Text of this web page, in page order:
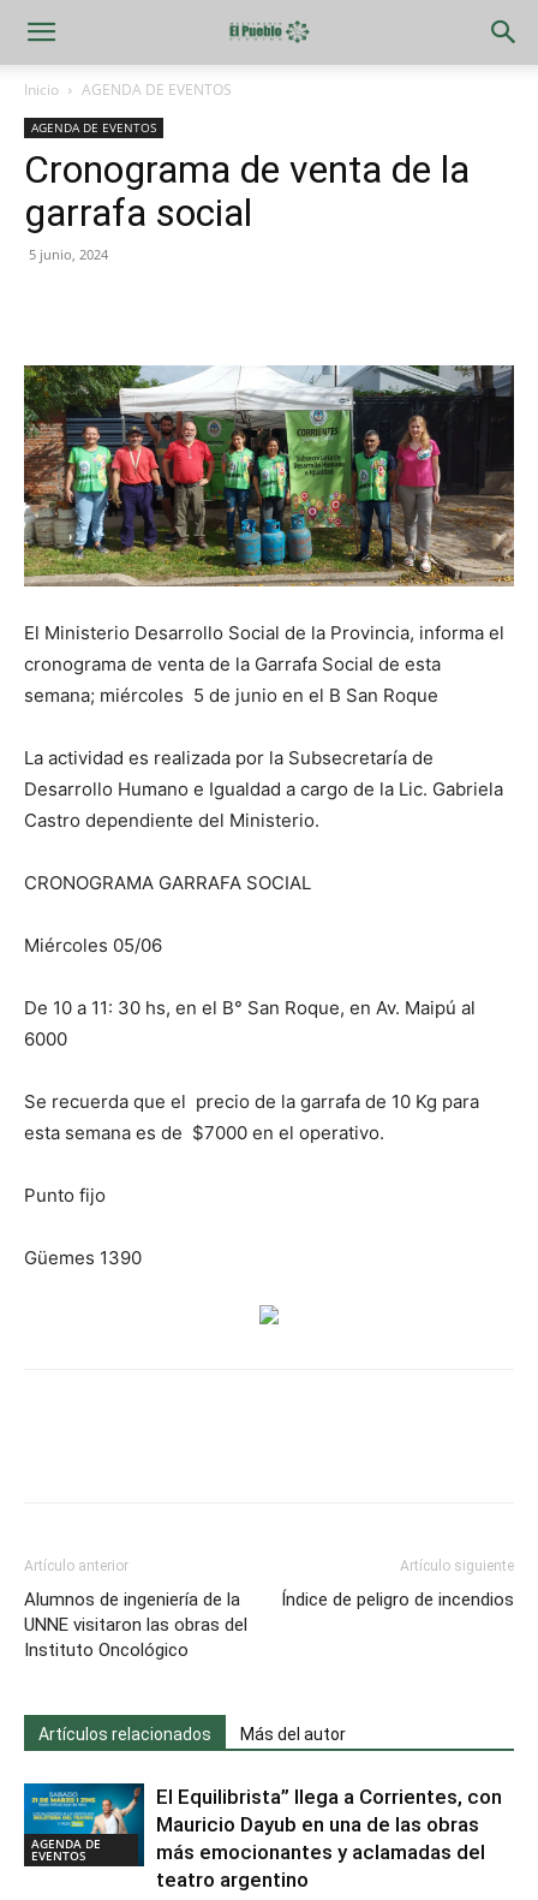
Inicio AGENDA DE EVENTOS
AGENDA DE EVENTOS
Cronograma de venta de la
garrafa social
5 junio, 2024
El Ministerio Desarrollo Social de la Provincia, informa el
cronograma de venta de la Garrafa Social de esta
semana; miércoles 5 de junio en el B San Roque
La actividad es realizada por la Subsecretaría de
Desarrollo Humano e Igualdad a cargo de la Lic. Gabriela
Castro dependiente del Ministerio.
CRONOGRAMA GARRAFA SOCIAL
Miércoles 05/06
De 10 a 11: 30 hs, en el B° San Roque, en Av. Maipú al
6000
Se recuerda que el precio de la garrafa de 10 Kg para
esta semana es de $7000 en el operativo.
Punto fijo
Güemes 1390
Artículo anterior
Alumnos de ingeniería de la
UNNE visitaron las obras del
Instituto Oncológico
Artículo siguiente
Índice de peligro de incendios
Artículos relacionados Más del autor
AGENDA DE
EVENTOS
El Equilibrista” llega a Corrientes, con
Mauricio Dayub en una de las obras
más emocionantes y aclamadas del
teatro argentino